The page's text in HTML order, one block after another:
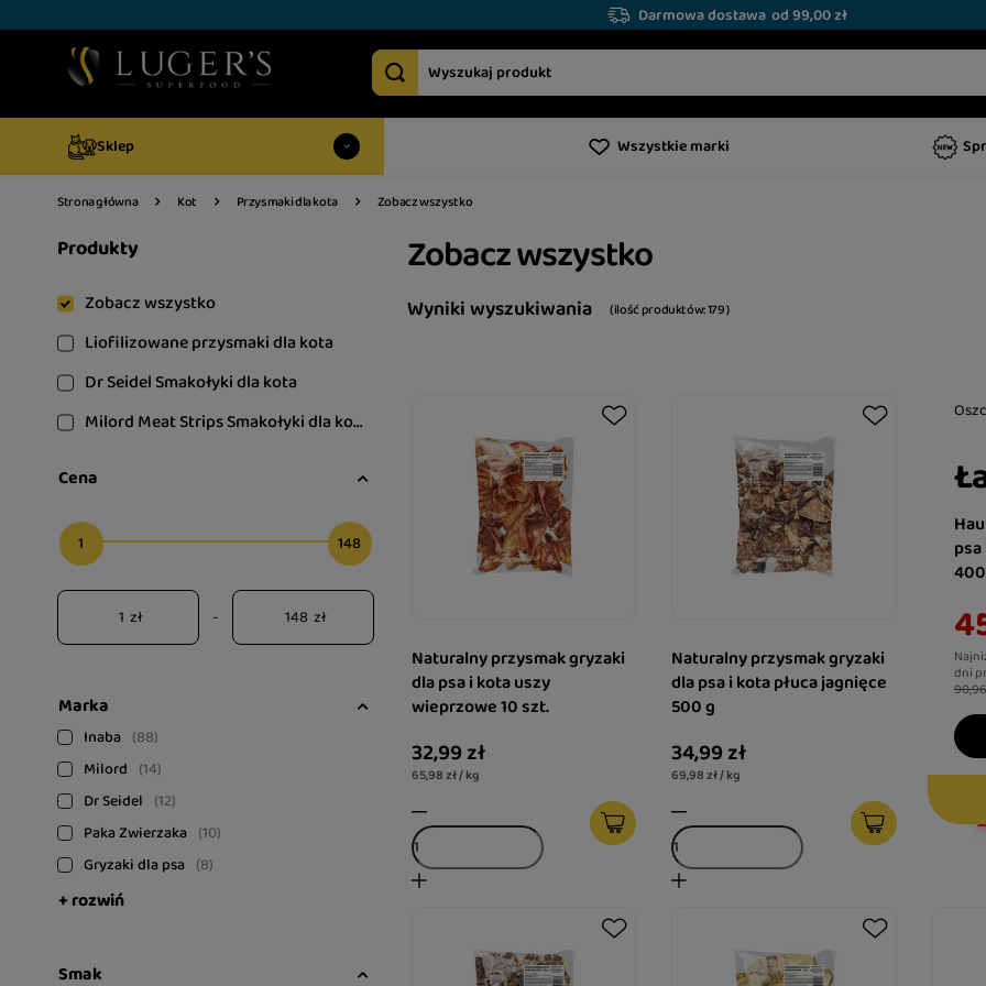
Darmowa dostawa od 99,00 zł
Sklep Wszystkie marki
Strona główna Kot Przysmaki dla kota Zobacz wszystko
Produkty
Zobacz wszystko
Liofilizowane przysmaki dla kota
Dr Seidel Smakołyki dla kota
Milord Meat Strips Smakołyki dla kota
Cena
zł - zł
1 148
Marka
Inaba
88
Milord
14
Dr Seidel
12
Paka Zwierzaka
10
Gryzaki dla psa
8
+ rozwiń
Smak
Zobacz wszystko
Wyniki wyszukiwania ( ilość produktów:179)
Naturalny przysmak gryzaki
dla psa i kota uszy
wieprzowe 10 szt.
32,99 zł
65,98 zł / kg
Naturalny przysmak gryzaki
dla psa i kota płuca jagnięce
500 g
34,99 zł
69,98 zł / kg
dni